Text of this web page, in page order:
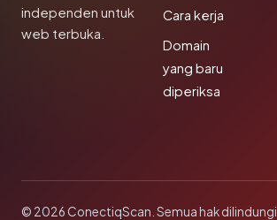
independen untuk
web terbuka.
Cara kerja
Domain
yang baru
diperiksa
© 2026 ConectiqScan. Semua hak dilindungi.